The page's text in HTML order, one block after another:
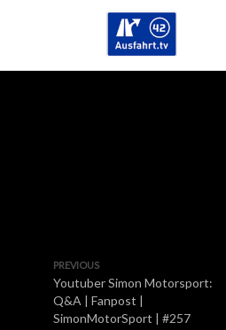
PREVIOUS
Youtuber Simon Motorsport:
Q&A | Fanpost |
SimonMotorSport | #257